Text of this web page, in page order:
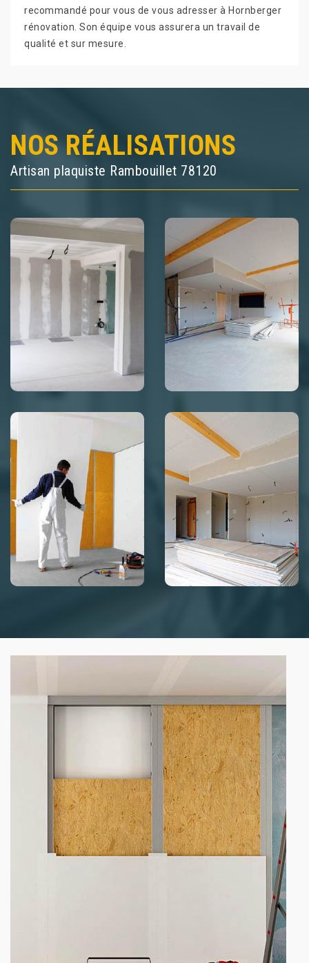
recommandé pour vous de vous adresser à Hornberger
rénovation. Son équipe vous assurera un travail de
qualité et sur mesure.
NOS RÉALISATIONS
Artisan plaquiste Rambouillet 78120